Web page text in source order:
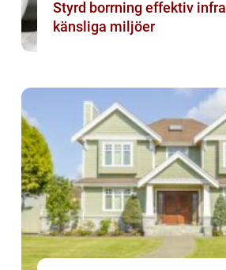
Styrd borrning effektiv infrastruktur i
känsliga miljöer